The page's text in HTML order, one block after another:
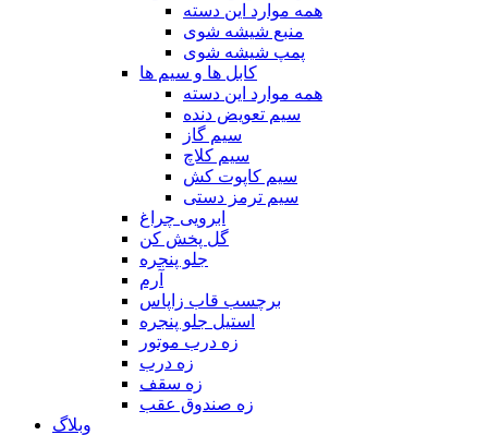
همه موارد این دسته
منبع شیشه شوی
پمپ شیشه شوی
کابل ها و سیم ها
همه موارد این دسته
سیم تعویض دنده
سیم گاز
سیم کلاچ
سیم کاپوت کش
سیم ترمز دستی
ابرویی چراغ
گل پخش کن
جلو پنجره
آرم
برچسب قاب زاپاس
استیل جلو پنجره
زه درب موتور
زه درب
زه سقف
زه صندوق عقب
وبلاگ